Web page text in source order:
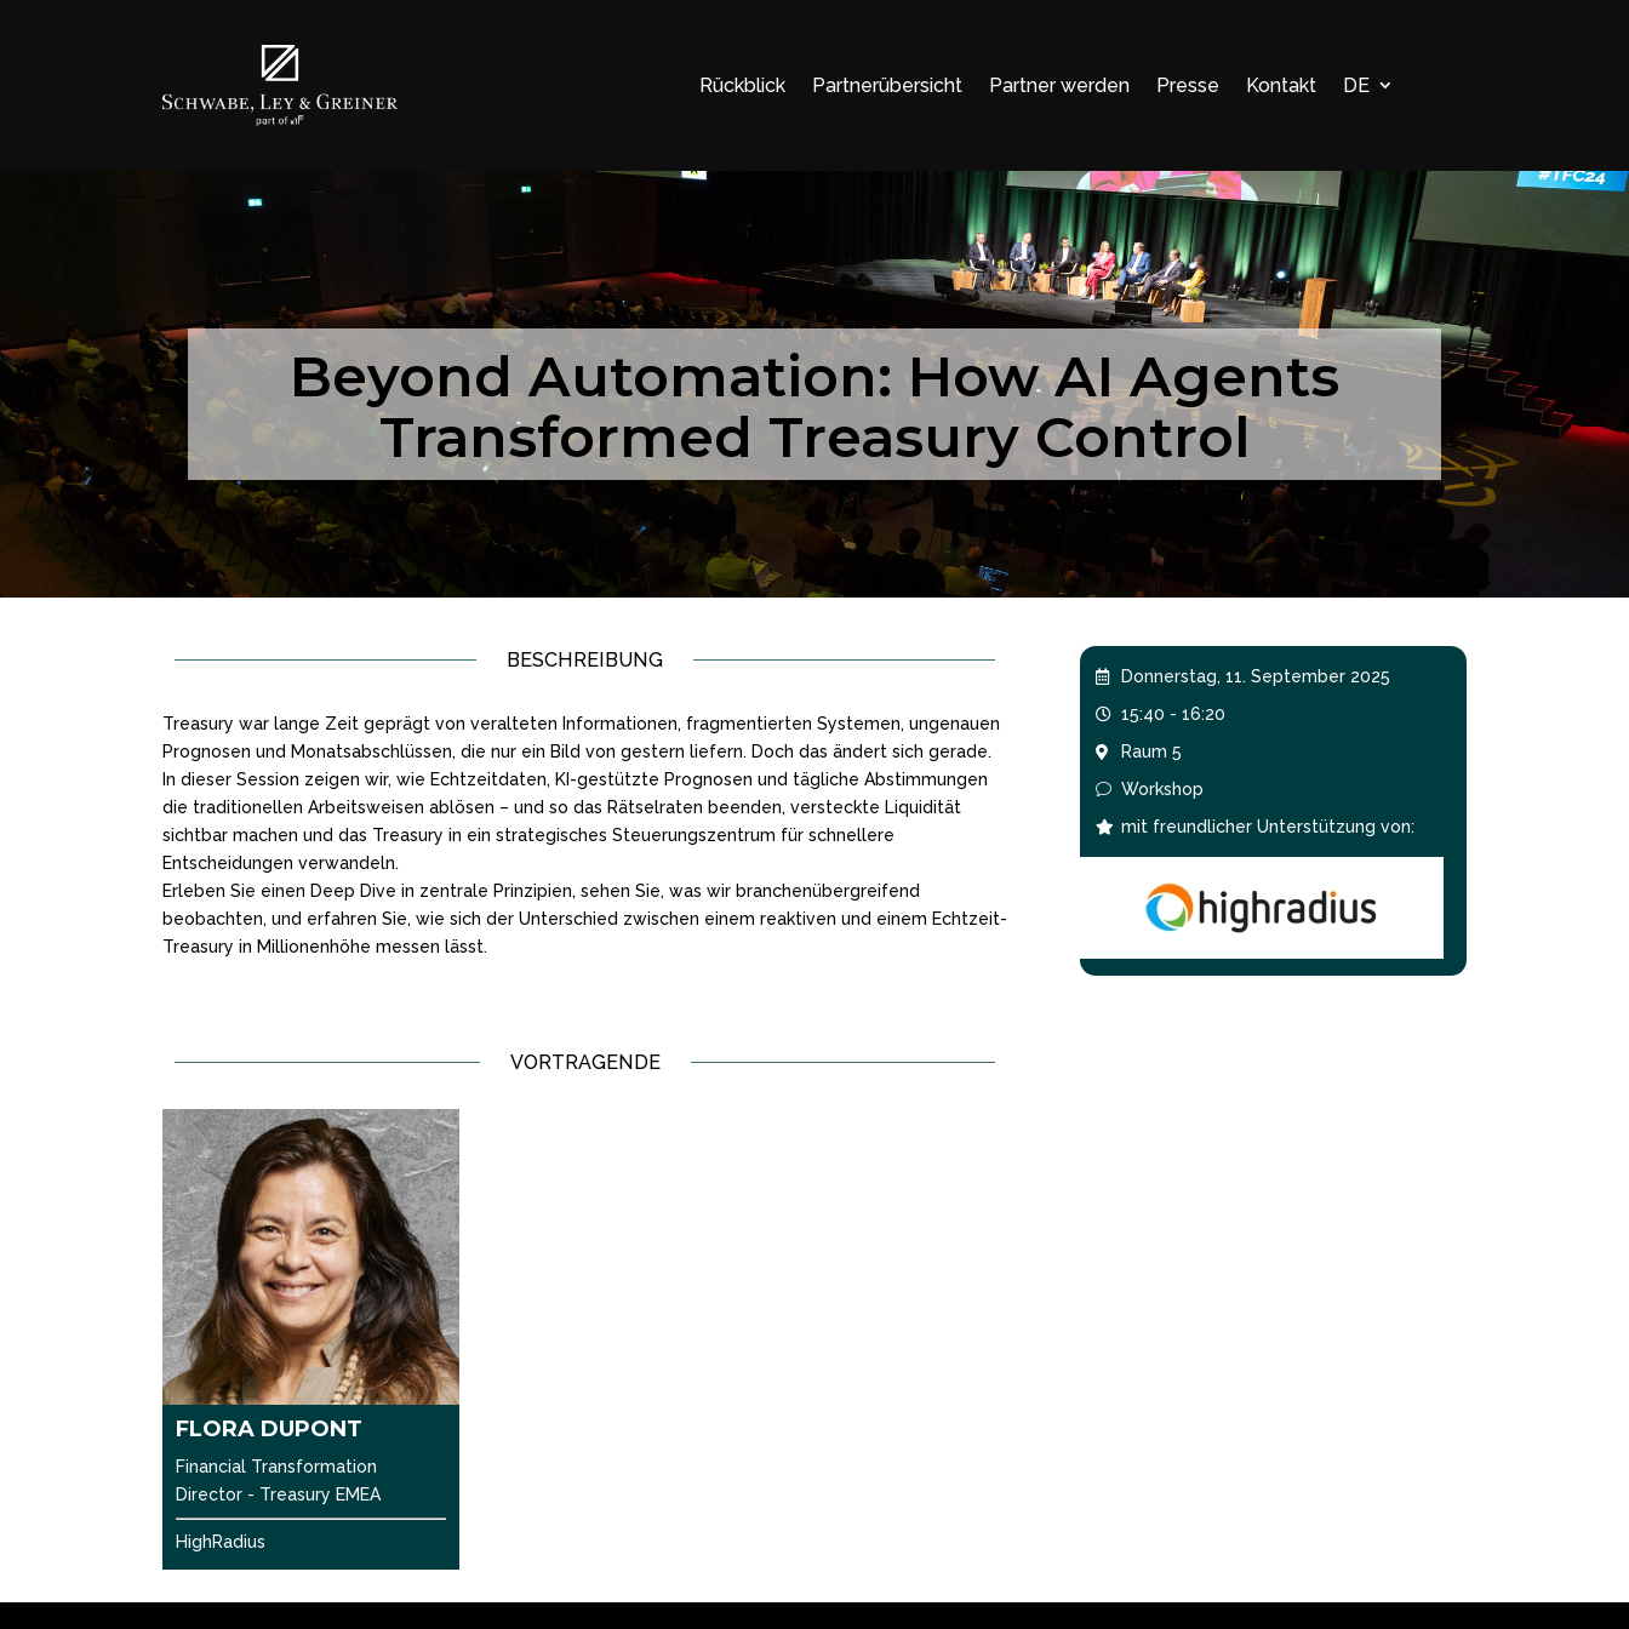
Rückblick Partnerübersicht Partner werden Presse Kontakt DE
Beyond Automation: How AI Agents
Transformed Treasury Control
BESCHREIBUNG
Treasury war lange Zeit geprägt von veralteten Informationen, fragmentierten Systemen, ungenauen
Prognosen und Monatsabschlüssen, die nur ein Bild von gestern liefern. Doch das ändert sich gerade.
In dieser Session zeigen wir, wie Echtzeitdaten, KI-gestützte Prognosen und tägliche Abstimmungen
die traditionellen Arbeitsweisen ablösen – und so das Rätselraten beenden, versteckte Liquidität
sichtbar machen und das Treasury in ein strategisches Steuerungszentrum für schnellere
Entscheidungen verwandeln.
Erleben Sie einen Deep Dive in zentrale Prinzipien, sehen Sie, was wir branchenübergreifend
beobachten, und erfahren Sie, wie sich der Unterschied zwischen einem reaktiven und einem Echtzeit-
Treasury in Millionenhöhe messen lässt.
VORTRAGENDE
 Donnerstag, 11. September 2025
 15:40 - 16:20
 Raum 5
v Workshop
 mit freundlicher Unterstützung von:
FLORA DUPONT
Financial Transformation
Director - Treasury EMEA
HighRadius